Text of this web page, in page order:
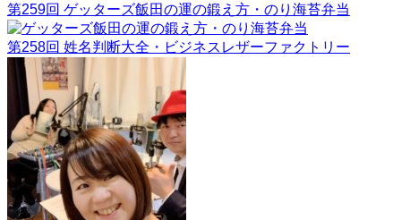
第259回 ゲッターズ飯田の運の鍛え方・のり海苔弁当
第258回 姓名判断大全・ビジネスレザーファクトリー